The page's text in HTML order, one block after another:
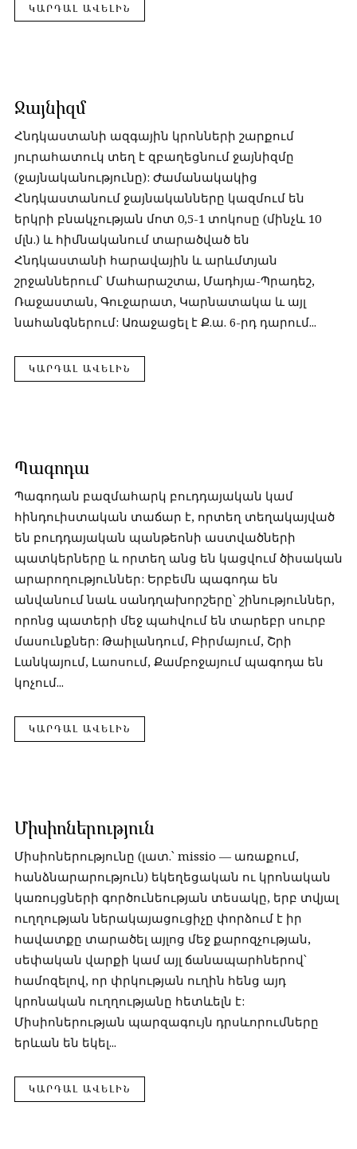
ԿԱՐԴԱԼ ԱՎԵԼԻՆ
Ջայնիզմ
Հնդկաստանի ազգային կրոնների շարքում
յուրահատուկ տեղ է զբաղեցնում ջայնիզմը
(ջայնականությունը): Ժամանակակից
Հնդկաստանում ջայնականները կազմում են
երկրի բնակչության մոտ 0,5-1 տոկոսը (մինչև 10
մլն.) և հիմնականում տարածված են
Հնդկաստանի հարավային և արևմտյան
շրջաններում՝ Մահարաշտա, Մադհյա-Պրադեշ,
Ռաջաստան, Գուջարատ, Կարնատակա և այլ
նահանգներում: Առաջացել է Ք.ա. 6-րդ դարում...
ԿԱՐԴԱԼ ԱՎԵԼԻՆ
Պագոդա
Պագոդան բազմահարկ բուդդայական կամ
հինդուիստական տաճար է, որտեղ տեղակայված
են բուդդայական պանթեոնի աստվածների
պատկերները և որտեղ անց են կացվում ծիսական
արարողություններ: Երբեմն պագոդա են
անվանում նաև սանդղախորշերը՝ շինություններ,
որոնց պատերի մեջ պահվում են տարեբր սուրբ
մասունքներ: Թաիլանդում, Բիրմայում, Շրի
Լանկայում, Լաոսում, Քամբոջայում պագոդա են
կոչում...
ԿԱՐԴԱԼ ԱՎԵԼԻՆ
Միսիոներություն
Միսիոներությունը (լատ.՝ missio — առաքում,
հանձնարարություն) եկեղեցական ու կրոնական
կառույցների գործունեության տեսակը, երբ տվյալ
ուղղության ներակայացուցիչը փորձում է իր
հավատքը տարածել այլոց մեջ քարոզչության,
սեփական վարքի կամ այլ ճանապարհներով՝
համոզելով, որ փրկության ուղին հենց այդ
կրոնական ուղղությանը հետևելն է:
Միսիոներության պարզագույն դրսևորումները
երևան են եկել...
ԿԱՐԴԱԼ ԱՎԵԼԻՆ